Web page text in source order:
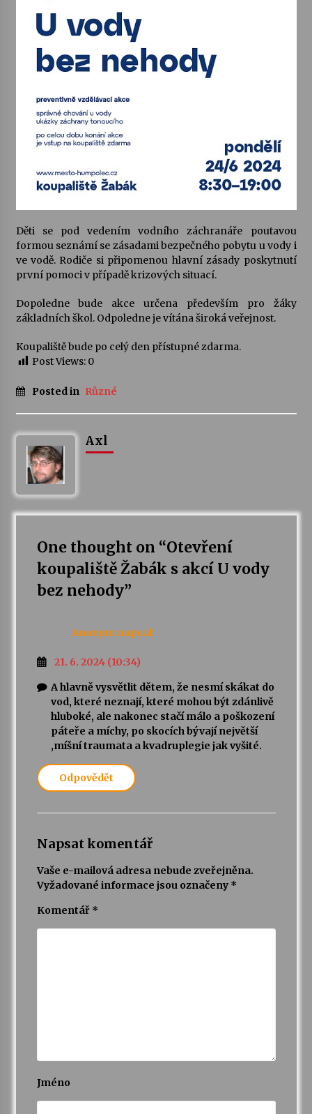
Vysočinka
17. 7. 2026
14. 7. 2026
Za kulturou kousek za Humpolec. V Želivě ožije
13. 7. 2026
Varhanní recitál Michala Novenka v Klášteře
3. 7. 2026
Petr Adamec – Malovaný svět
Děti se pod vedením vodního záchranáře poutavou
formou seznámí se zásadami bezpečného pobytu u vody i
ve vodě. Rodiče si připomenou hlavní zásady poskytnutí
první pomoci v případě krizových situací.
Dopoledne bude akce určena především pro žáky
základních škol. Odpoledne je vítána široká veřejnost.
Koupaliště bude po celý den přístupné zdarma.
Post Views: 0
Posted in Různé
Axl
One thought on “Otevření
koupaliště Žabák s akcí U vody
bez nehody”
Anonym napsal:
21. 6. 2024 (10:34)
A hlavně vysvětlit dětem, že nesmí skákat do
vod, které neznají, které mohou být zdánlivě
hluboké, ale nakonec stačí málo a poškození
páteře a míchy, po skocích bývají největší
,míšní traumata a kvadruplegie jak vyšité.
Odpovědět
Napsat komentář
Vaše e-mailová adresa nebude zveřejněna.
Vyžadované informace jsou označeny *
Komentář *
Jméno